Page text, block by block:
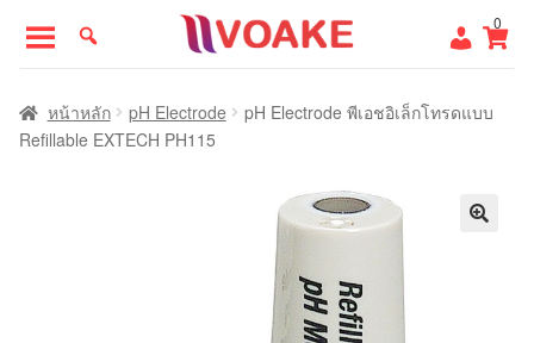
to
navigation
to
content
0
หน้าแรก
หน้าหลัก pH Electrode
pH Electrode พีเอชอิเล็กโทรดแบบ
Refillable EXTECH PH115